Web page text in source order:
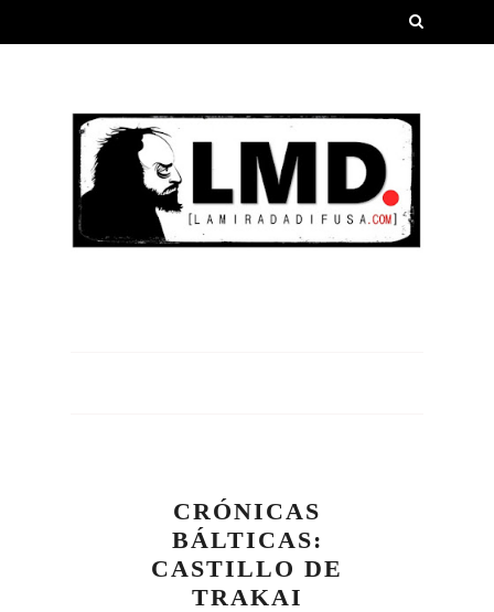
CRÓNICAS
BÁLTICAS:
CASTILLO DE
TRAKAI